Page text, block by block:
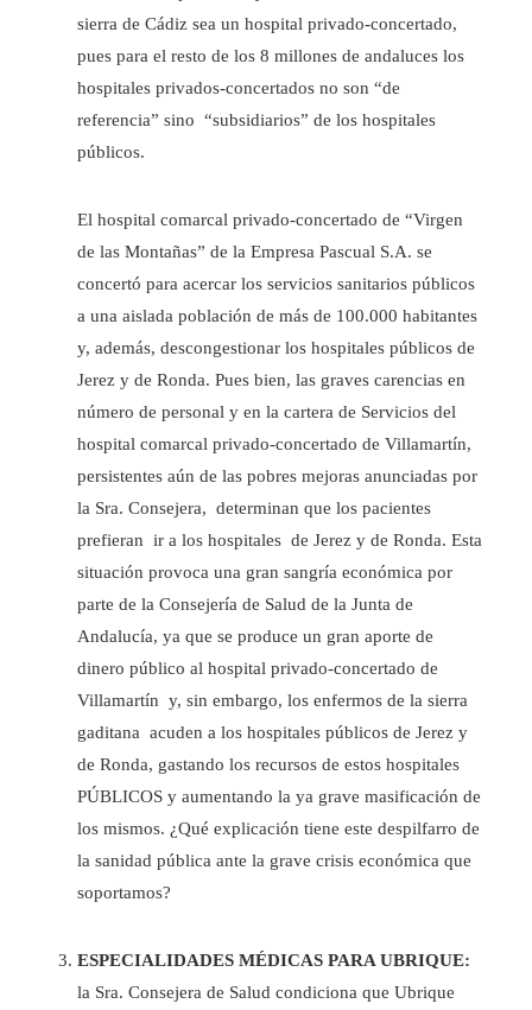
sierra de Cádiz sea un hospital privado-concertado,
pues para el resto de los 8 millones de andaluces los
hospitales privados-concertados no son “de
referencia” sino “subsidiarios” de los hospitales
públicos.
El hospital comarcal privado-concertado de “Virgen
de las Montañas” de la Empresa Pascual S.A. se
concertó para acercar los servicios sanitarios públicos
a una aislada población de más de 100.000 habitantes
y, además, descongestionar los hospitales públicos de
Jerez y de Ronda. Pues bien, las graves carencias en
número de personal y en la cartera de Servicios del
hospital comarcal privado-concertado de Villamartín,
persistentes aún de las pobres mejoras anunciadas por
la Sra. Consejera, determinan que los pacientes
prefieran ir a los hospitales de Jerez y de Ronda. Esta
situación provoca una gran sangría económica por
parte de la Consejería de Salud de la Junta de
Andalucía, ya que se produce un gran aporte de
dinero público al hospital privado-concertado de
Villamartín y, sin embargo, los enfermos de la sierra
gaditana acuden a los hospitales públicos de Jerez y
de Ronda, gastando los recursos de estos hospitales
PÚBLICOS y aumentando la ya grave masificación de
los mismos. ¿Qué explicación tiene este despilfarro de
la sanidad pública ante la grave crisis económica que
soportamos?
ESPECIALIDADES MÉDICAS PARA UBRIQUE:
la Sra. Consejera de Salud condiciona que Ubrique